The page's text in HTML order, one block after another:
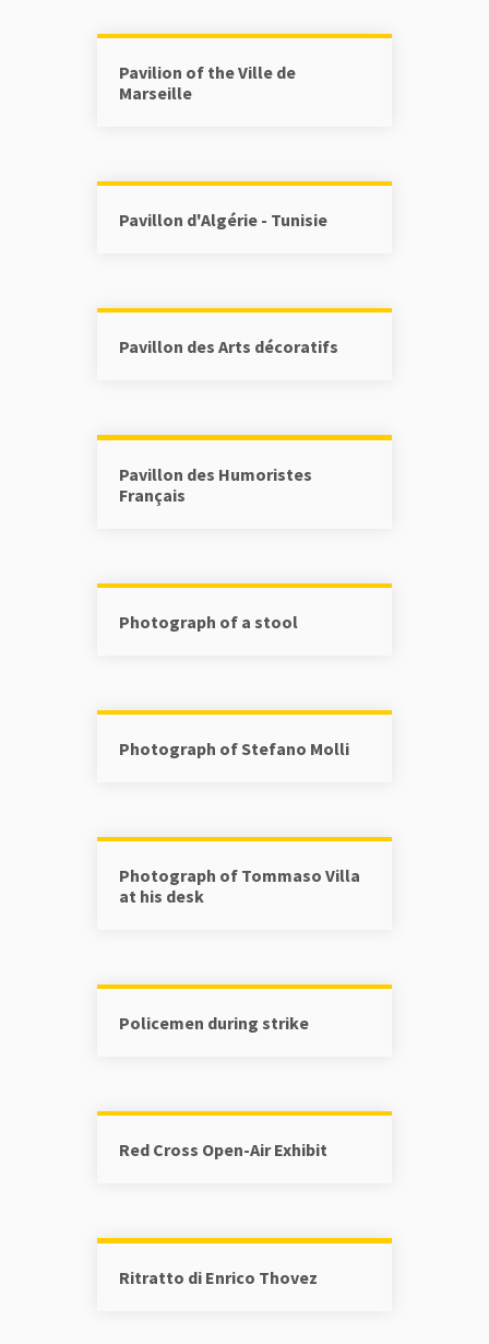
Pavilion of the Ville de
Marseille
Pavillon d'Algérie - Tunisie
Pavillon des Arts décoratifs
Pavillon des Humoristes
Français
Photograph of a stool
Photograph of Stefano Molli
Photograph of Tommaso Villa
at his desk
Policemen during strike
Red Cross Open-Air Exhibit
Ritratto di Enrico Thovez